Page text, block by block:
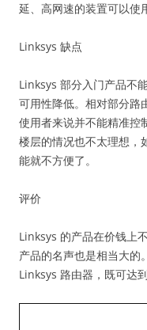
延、高网速的装置可以使
Linksys 缺点
Linksys 部分入门产品不
可用性降低。相对部分路
使用者来说并不能精准
楼层的情况也不太理想，
能就不方便了。
评价
Linksys 的产品在价钱上
产品的名声也是相当大的
Linksys 路由器，既可达